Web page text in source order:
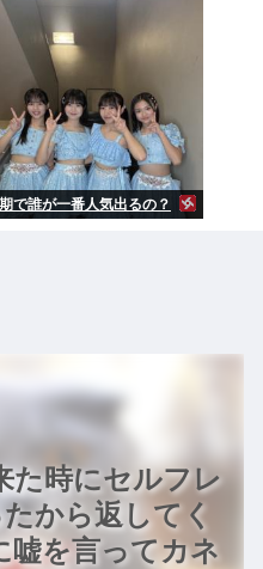
で誰が一番人気出るの？
た時にセルフレ
から返してく
嘘を言ってカネ